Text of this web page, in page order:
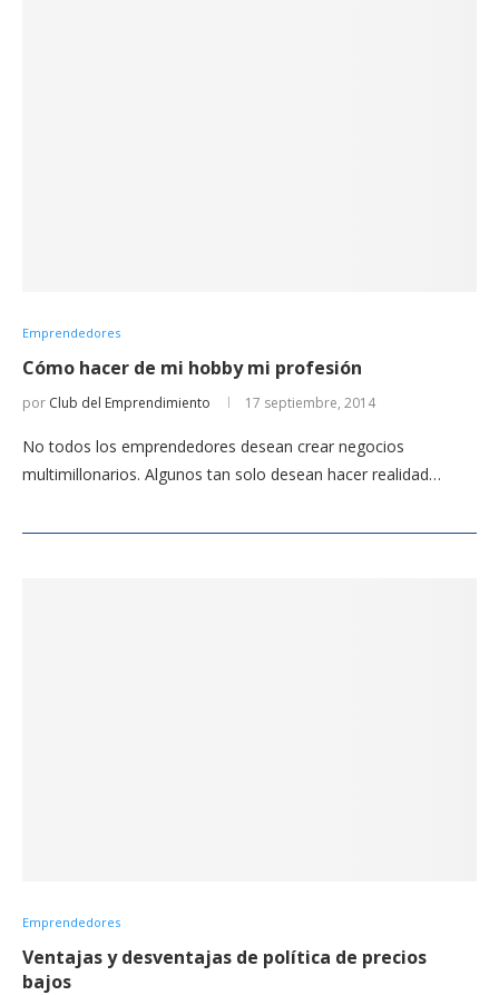
Emprendedores
Cómo hacer de mi hobby mi profesión
por Club del Emprendimiento 17 septiembre, 2014
No todos los emprendedores desean crear negocios
multimillonarios. Algunos tan solo desean hacer realidad…
Emprendedores
Ventajas y desventajas de política de precios
bajos